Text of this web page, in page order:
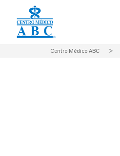
Centro Médico ABC >